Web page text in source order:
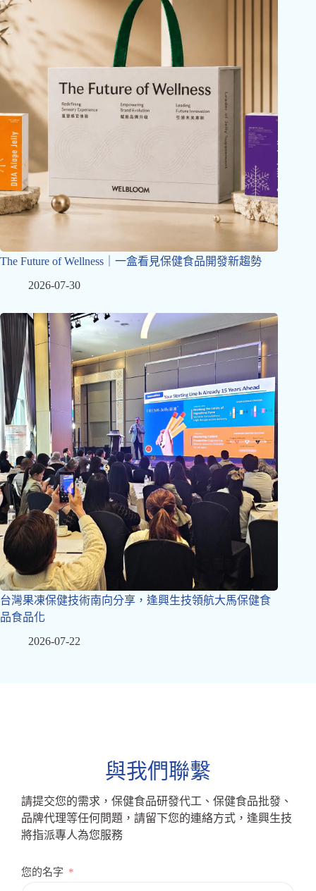
The Future of Wellness｜一盒看見保健食品開發新趨勢
2026-07-30
台灣果凍保健技術南向分享，逢興生技領航大馬保健食
品食品化
2026-07-22
與我們聯繫
請提交您的需求，保健食品研發代工、保健食品批發、
品牌代理等任何問題，請留下您的連絡方式，逢興生技
將指派專人為您服務
您的名字